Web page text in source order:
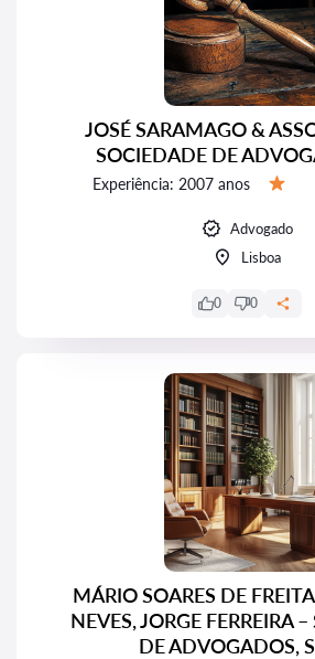
JOSÉ SARAMAGO &
SOCIEDADE DE
Experiência: 2007 anos
Advogado
Lisboa
0 0
MÁRIO SOARES DE
NEVES, JORGE FERREIRA
DE ADVOGADOS,